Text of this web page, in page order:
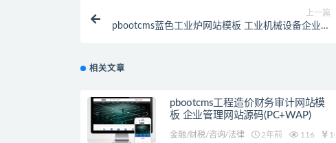
上一篇
pbootcms蓝色工业炉网站模板 工业机械设备企业网
相关文章
pbootcms工程造价财务审计网站模
板 企业管理网站源码(PC+WAP)
金融/财税/咨询/法律 2年前 116 10